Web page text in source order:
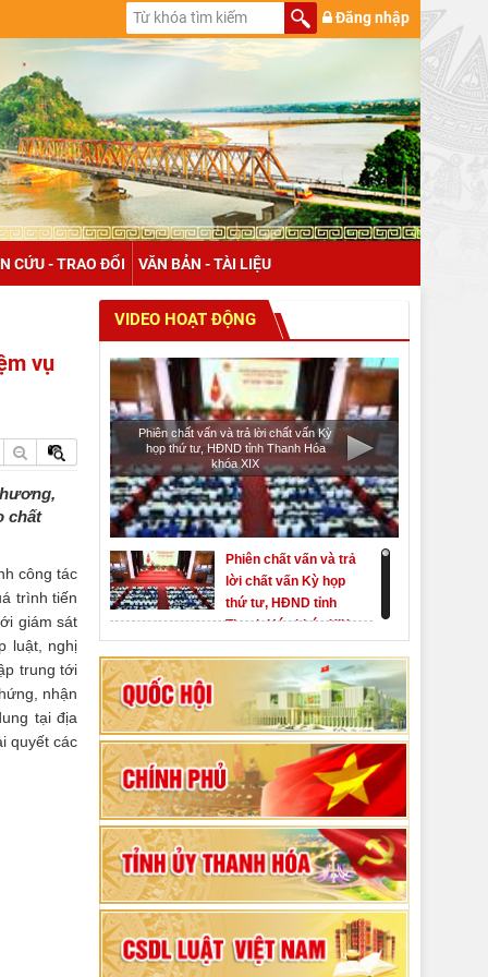
Đăng nhập
CỨU - TRAO ĐỔI VĂN BẢN - TÀI LIỆU
vụ
chất
công tác
trình tiến
giám sát
luật, nghị
trung tới
nhận
tại địa
quyết các
VIDEO HOẠT ĐỘNG
Phiên chất vấn và trả lời chất vấn Kỳ
họp thứ tư, HĐND tỉnh Thanh Hóa
khóa XIX
Phiên chất vấn và trả
lời chất vấn Kỳ họp
thứ tư, HĐND tỉnh
Thanh Hóa khóa XIX
Khai mạc kỳ họp thứ
Nhất, Quốc hội khóa
Hướng dẫn quy trình
bỏ phiếu bầu cử
ĐBQH khoá XVI và
đại biểu HĐND các
cấp nhiệm kỳ 2026-
80 năm Quốc hội Việt
Nam: vì lợi ích Nhân
dân, vì sự phát triển
của đất nước
Bộ Chính trị duyệt nội
dung Đại hội đại biểu
Đảng bộ tỉnh Thanh
Hóa lần thứ XX,